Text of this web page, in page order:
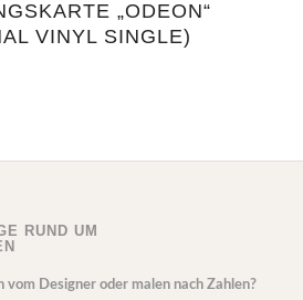
„ODEON“
VINYL SINGLE)
RUND UM
vom Designer oder malen nach Zahlen?